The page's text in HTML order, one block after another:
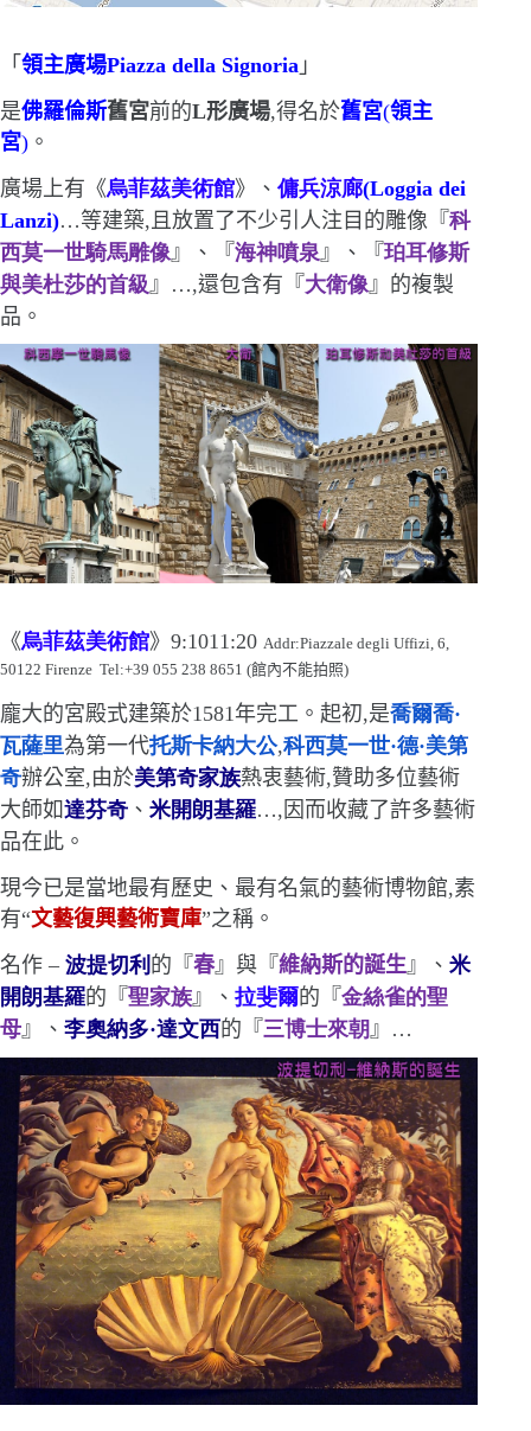
「 領主廣場Piazza della Signoria 」
是佛羅倫斯舊宮前的L形廣場,得名於舊宮(領主
宮) 。
廣場上有《烏菲茲美術館》、 傭兵涼廊(Loggia dei
Lanzi)…等建築, 且放置了不少引人注目的雕像『科
西莫一世騎馬雕像 』 、『海神噴泉 』 、『珀耳修斯
與美杜莎的首級 』 …,還包含有『大衛像 』 的複製
品 。
《烏菲茲美術館》 9:1011:20 Addr:Piazzale degli Uffizi, 6,
50122 Firenze Tel:+39 055 238 8651 (館內不能拍照)
龐大的宮殿式建築於1581年完工 。 起初,是喬爾喬·
瓦薩里為第一代托斯卡納大公,科西莫一世·德·美第
奇辦公室,由於美第奇家族熱衷藝術,贊助多位藝術
大師如達芬奇 、 米開朗基羅…,因而收藏了許多藝術
品在此 。
現今已是當地最有歷史、最有名氣的藝術博物館,素
有“文藝復興藝術寶庫”之稱 。
名作 – 波提切利 的『春』 與『維納斯的誕生 』 、 米
開朗基羅的『聖家族 』 、 拉斐爾的『金絲雀的聖
母 』 、 李奧納多·達文西的 『三博士來朝 』 …